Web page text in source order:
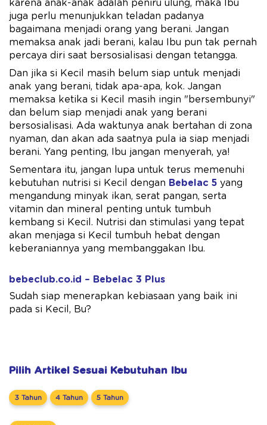
karena anak-anak adalah peniru ulung, maka Ibu
juga perlu menunjukkan teladan padanya
bagaimana menjadi orang yang berani. Jangan
memaksa anak jadi berani, kalau Ibu pun tak pernah
percaya diri saat bersosialisasi dengan tetangga.
Dan jika si Kecil masih belum siap untuk menjadi
anak yang berani, tidak apa-apa, kok. Jangan
memaksa ketika si Kecil masih ingin "bersembunyi"
dan belum siap menjadi anak yang berani
bersosialisasi. Ada waktunya anak bertahan di zona
nyaman, dan akan ada saatnya pula ia siap menjadi
berani. Yang penting, Ibu jangan menyerah, ya!
Sementara itu, jangan lupa untuk terus memenuhi
kebutuhan nutrisi si Kecil dengan Bebelac 5 yang
mengandung minyak ikan, serat pangan, serta
vitamin dan mineral penting untuk tumbuh
kembang si Kecil. Nutrisi dan stimulasi yang tepat
akan menjaga si Kecil tumbuh hebat dengan
keberaniannya yang membanggakan Ibu.
bebeclub.co.id – Bebelac 3 Plus
Sudah siap menerapkan kebiasaan yang baik ini
pada si Kecil, Bu?
Pilih Artikel Sesuai Kebutuhan Ibu
3 Tahun 4 Tahun 5 Tahun